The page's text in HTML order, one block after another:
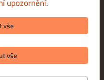
upozornění.
vše
vše